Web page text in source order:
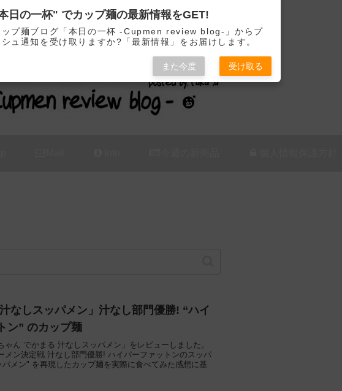
ップ麺の新商品をレビュー / アレンジするブログ
汁なしスッパメン」汁なし部門優勝! “ハイ
ン” のカップ麺
ゃん でかまる 汁なしスッパメン」をレビューしました。
メン決定戦 汁なし部門優勝! ハイパーファットンのスッパ
メン" を再現したカップ麺を実際に食べてみた感想に基
日の一杯" でカップ麺の最新情報をGET!
ップ麺ブログ「本日の一杯 -Cupmen review blog-」からプ
シュ通知を受け取りますか?「最新情報」をお届けします。
また今度 受け取る